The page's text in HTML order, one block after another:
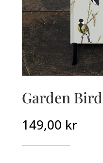
Garden
149,00 kr